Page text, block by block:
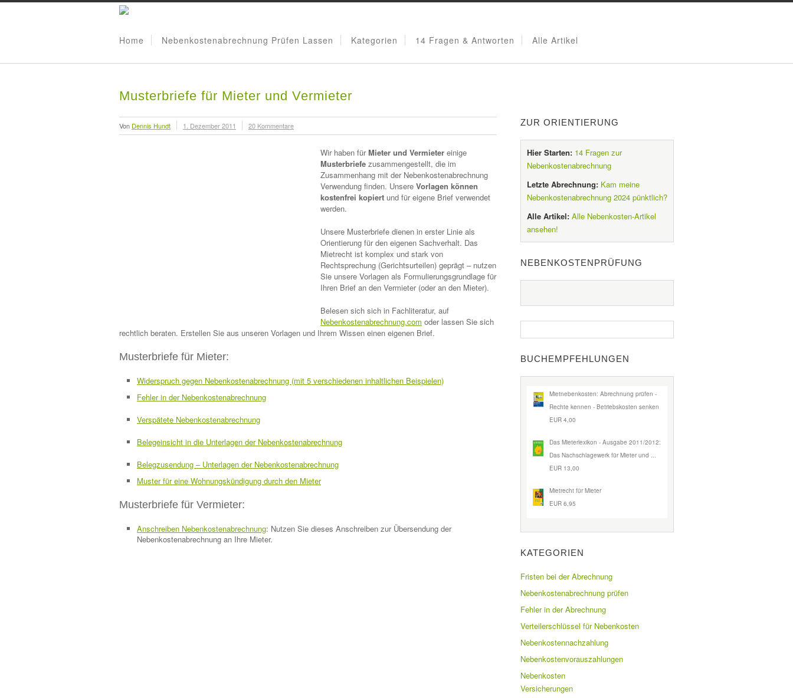
Home Nebenkostenabrechnung Prüfen Lassen Kategorien 14 Fragen & Antworten Alle Artikel
Musterbriefe für Mieter und Vermieter
Von Dennis Hundt 1. Dezember 2011 20 Kommentare
Wir haben fürMieter und Vermieter einige
Musterbriefe zusammengestellt, die im
Zusammenhang mit der Nebenkostenabrechnung
Verwendung finden. Unsere Vorlagen können
kostenfrei kopiert und für eigene Brief verwendet
werden.
Unsere Musterbriefe dienen in erster Linie als
Orientierung für den eigenen Sachverhalt. Das
Mietrecht ist komplex und stark von
Rechtsprechung (Gerichtsurteilen) geprägt – nutzen
Sie unsere Vorlagen als Formulierungsgrundlage für
Ihren Brief an den Vermieter (oder an den Mieter).
Belesen sich sich in Fachliteratur, auf
Nebenkostenabrechnung.com oder lassen Sie sich
rechtlich beraten. Erstellen Sie aus unseren Vorlagen und Ihrem Wissen einen eigenen Brief.
Musterbriefe für Mieter:
Widerspruch gegen Nebenkostenabrechnung (mit 5 verschiedenen inhaltlichen Beispielen)
Fehler in der Nebenkostenabrechnung
Verspätete Nebenkostenabrechnung
Belegeinsicht in die Unterlagen der Nebenkostenabrechnung
Belegzusendung – Unterlagen der Nebenkostenabrechnung
Muster für eine Wohnungskündigung durch den Mieter
Musterbriefe für Vermieter:
Anschreiben Nebenkostenabrechnung: Nutzen Sie dieses Anschreiben zur Übersendung der
Nebenkostenabrechnung an Ihre Mieter.
ZUR ORIENTIERUNG
Hier Starten: 14 Fragen zur
Nebenkostenabrechnung
Letzte Abrechnung: Kam meine
Nebenkostenabrechnung 2024 pünktlich?
Alle Artikel: Alle Nebenkosten-Artikel
ansehen!
NEBENKOSTENPRÜFUNG
BUCHEMPFEHLUNGEN
Mietnebenkosten: Abrechnung prüfen -
Rechte kennen - Betriebskosten senken
EUR 4,00
Das Mieterlexikon - Ausgabe 2011/2012:
Das Nachschlagewerk für Mieter und ...
EUR 13,00
Mietrecht für Mieter
EUR 6,95
KATEGORIEN
Fristen bei der Abrechnung
Nebenkostenabrechnung prüfen
Fehler in der Abrechnung
Verteilerschlüssel für Nebenkosten
Nebenkostennachzahlung
Nebenkostenvorauszahlungen
Nebenkosten
Versicherungen